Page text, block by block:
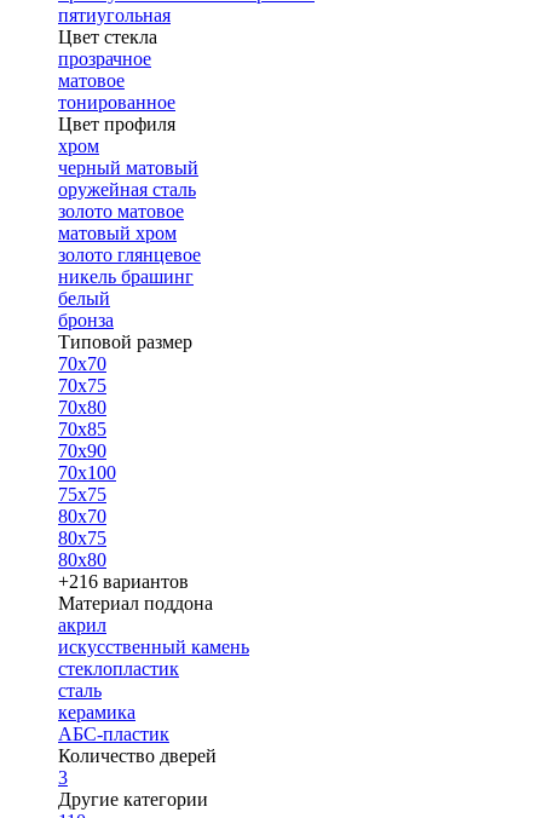
пятиугольная
Цвет стекла
прозрачное
матовое
тонированное
Цвет профиля
хром
черный матовый
оружейная сталь
золото матовое
матовый хром
золото глянцевое
никель брашинг
белый
бронза
Типовой размер
70х70
70х75
70х80
70х85
70х90
70х100
75х75
80х70
80х75
80х80
+216 вариантов
Материал поддона
акрил
искусственный камень
стеклопластик
сталь
керамика
АБС-пластик
Количество дверей
3
Другие категории